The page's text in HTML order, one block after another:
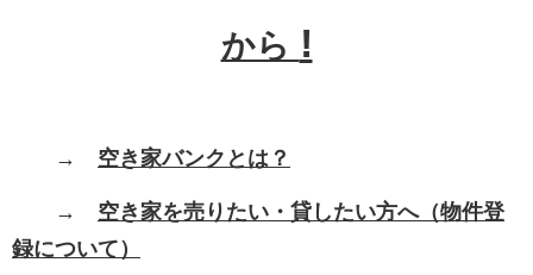
から !
→ 空き家バンクとは？
→ 空き家を売りたい・貸したい方へ（物件登
録について）